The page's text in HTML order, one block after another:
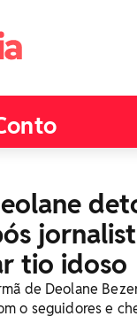
tio idoso
de Deolane
o seguidores e